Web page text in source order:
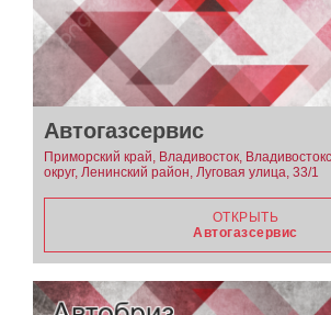
Автогазсервис
Приморский край, Владивосток,
округ, Ленинский район, Луговая улица, 33/1
ОТКРЫТЬ
Автогазсервис